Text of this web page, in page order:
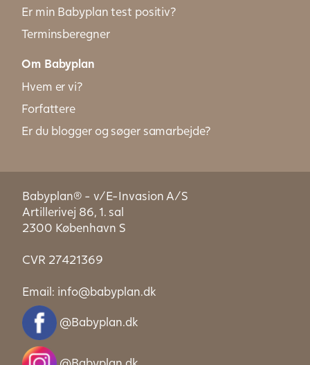
Er min Babyplan test positiv?
Terminsberegner
Om Babyplan
Hvem er vi?
Forfattere
Er du blogger og søger samarbejde?
Babyplan® - v/E-Invasion A/S
Artillerivej 86, 1. sal
2300 København S
CVR 27421369
Email: info@babyplan.dk
@Babyplan.dk